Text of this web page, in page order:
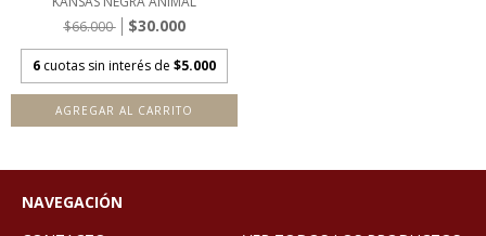
$66.000
$30.000
6 cuotas sin interés de $5.000
AGREGAR AL CARRITO
NAVEGACIÓN